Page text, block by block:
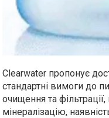
Clearwater пропонує
стандартні вимоги до
очищення та
мінералізацію,